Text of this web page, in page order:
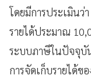
โดยมีการประเมิน
รายได้ประมาณ
ระบบภาษีในปัจจุบั
การจัดเก็บรายได้ข